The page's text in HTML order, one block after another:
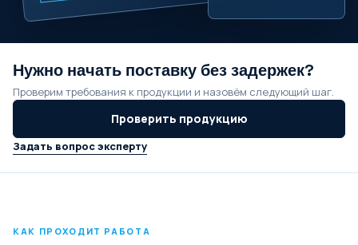
Нужно начать поставку без задержек?
Проверим требования к продукции и назовём следующий шаг.
Проверить продукцию
Задать вопрос эксперту
КАК ПРОХОДИТ РАБОТА